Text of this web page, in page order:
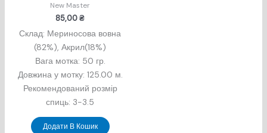
New Master
85,00₴
Склад: Мериносова вовна
(82%), Акрил(18%)
Вага мотка: 50 гр.
Довжина у мотку: 125.00 м.
Рекомендований розмір
спиць: 3-3.5
Додати В Кошик